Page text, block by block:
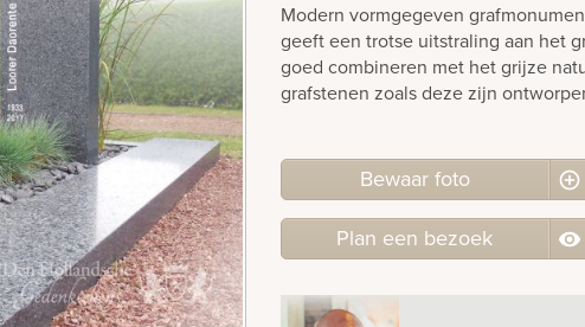
Modern vormgegeven
geeft een trotse uitstraling aan het
goed combineren met het grijze
grafstenen zoals deze zijn
Bewaar foto
Plan een bezoek